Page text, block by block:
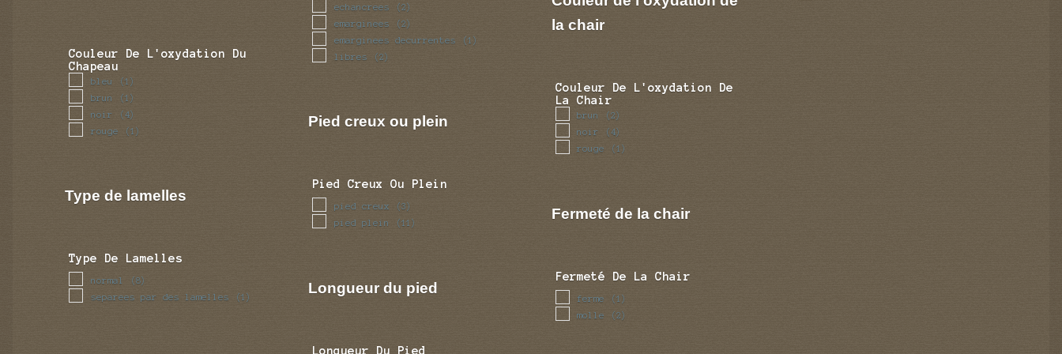
Couleur De L'oxydation Du
Chapeau
bleu (1)
brun (1)
noir (4)
rouge (1)
Type de lamelles
Type De Lamelles
normal (8)
separees par des lamelles (1)
echancrees (2)
emarginees (2)
emarginees decurrentes (1)
libres (2)
Pied creux ou plein
Pied Creux Ou Plein
pied creux (3)
pied plein (11)
Longueur du pied
Longueur Du Pied
la chair
Couleur De L'oxydation De
La Chair
brun (2)
noir (4)
rouge (1)
Fermeté de la chair
Fermeté De La Chair
ferme (1)
molle (2)